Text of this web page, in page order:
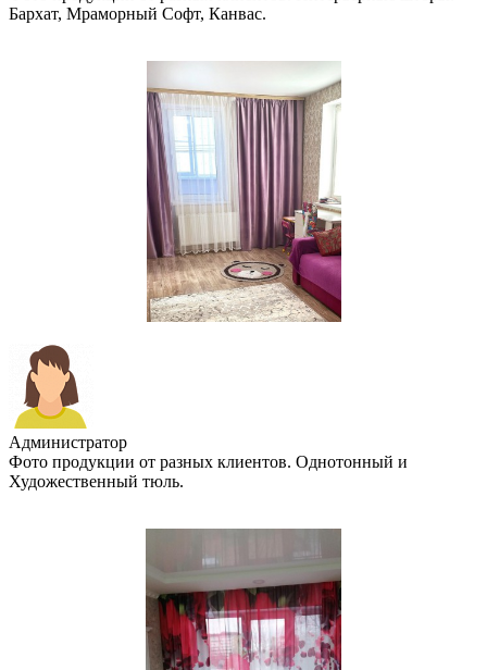
Бархат, Мраморный Софт, Канвас.
Администратор
Фото продукции от разных клиентов. Однотонный и
Художественный тюль.